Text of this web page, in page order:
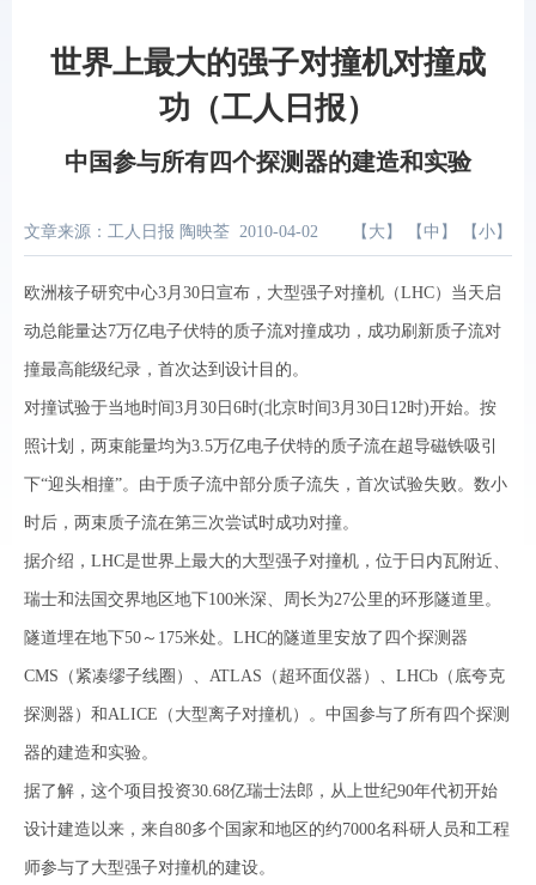
世界上最大的强子对撞机对撞成
功（工人日报）
中国参与所有四个探测器的建造和实验
文章来源：工人日报 陶映荃 2010-04-02 【 大 】 【 中 】 【 小 】
欧洲核子研究中心3月30日宣布，大型强子对撞机（LHC）当天启
动总能量达7万亿电子伏特的质子流对撞成功，成功刷新质子流对
撞最高能级纪录，首次达到设计目的。
对撞试验于当地时间3月30日6时(北京时间3月30日12时)开始。按
照计划，两束能量均为3.5万亿电子伏特的质子流在超导磁铁吸引
下“迎头相撞”。由于质子流中部分质子流失，首次试验失败。数小
时后，两束质子流在第三次尝试时成功对撞。
据介绍，LHC是世界上最大的大型强子对撞机，位于日内瓦附近、
瑞士和法国交界地区地下100米深、周长为27公里的环形隧道里。
隧道埋在地下50～175米处。LHC的隧道里安放了四个探测器
CMS（紧凑缪子线圈）、ATLAS（超环面仪器）、LHCb（底夸克
探测器）和ALICE（大型离子对撞机）。中国参与了所有四个探测
器的建造和实验。
据了解，这个项目投资30.68亿瑞士法郎，从上世纪90年代初开始
设计建造以来，来自80多个国家和地区的约7000名科研人员和工程
师参与了大型强子对撞机的建设。